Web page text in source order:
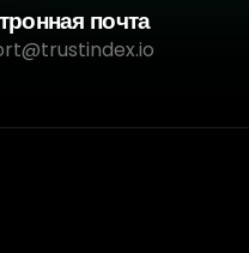
почта